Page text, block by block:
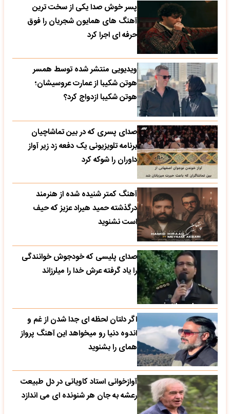
پسر خوش صدا یکی از سخت ترین
آهنگ های همایون شجریان را فوق
حرفه ای اجرا کرد
ویدیویی منتشر شده توسط همسر
هوتن شکیبا از عمارت عروسیشان؛
هوتن شکیبا ازدواج کرد؟
صدای پسری که در بین تماشاچیان
برنامه تلویزیونی یک دفعه زد زیر آواز
داوران را شوکه کرد
آهنگ کمتر شنیده شده از هنرمند
درگذشته حمید هیراد عزیز که حیف
است نشنوید
صدای پلیسی که خودجوش خوانندگی
را یاد گرفته عرش خدا را میلرزاند
اگر دلتان لحظه ای جدا شدن از غم و
اندوه دنیا رو میخواهد این آهنگ پرواز
همای را بشنوید
آوازخوانی استاد کاویانی در دل طبیعت
رعشه به جان هر شنونده ای می اندازد